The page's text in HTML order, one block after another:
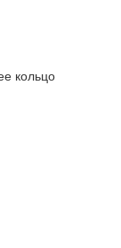
кольцо